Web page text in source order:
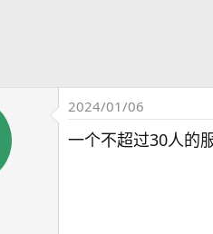
2024/01/06
一个不超过30人的